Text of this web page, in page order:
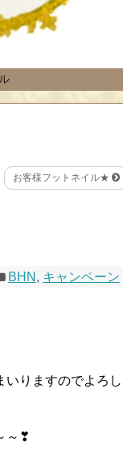
お客様フットネイル★
BHN , キャンペーン
いりますのでよろし
～❣